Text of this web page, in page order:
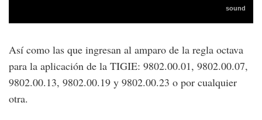
Así como las que ingresan al amparo de la regla octava
para la aplicación de la TIGIE: 9802.00.01, 9802.00.07,
9802.00.13, 9802.00.19 y 9802.00.23 o por cualquier
otra.